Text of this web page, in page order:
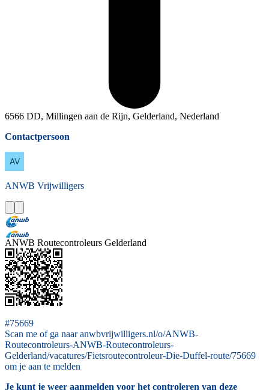
6566 DD, Millingen aan de Rijn, Gelderland, Nederland
Contactpersoon
ANWB Vrijwilligers
ANWB Routecontroleurs Gelderland
#75669
Scan me of ga naar anwbvrijwilligers.nl/o/ANWB-
Routecontroleurs-ANWB-Routecontroleurs-
Gelderland/vacatures/Fietsroutecontroleur-Die-Duffel-route/75669
om je aan te melden
Je kunt je weer aanmelden voor het controleren van deze